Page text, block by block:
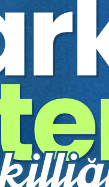
sağlamak
Kurulu;
Çevre ve Şehircilik
Bakanı ile
bilgi sunmak üzere
mekanizmaları,
tam işletilebilmesi
formülü ile